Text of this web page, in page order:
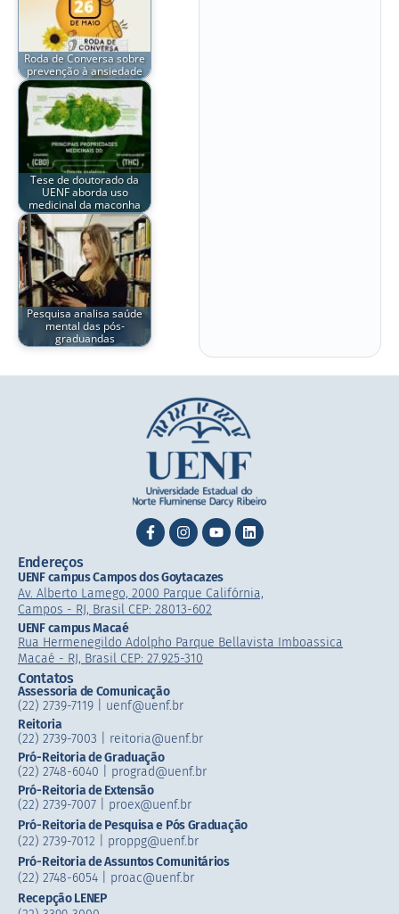
Roda de Conversa sobre
prevenção à ansiedade
Tese de doutorado da
UENF aborda uso
medicinal da maconha
Pesquisa analisa saúde
mental das pós-
graduandas
Endereços
UENF campus Campos dos Goytacazes
Av. Alberto Lamego, 2000 Parque Califórnia,
Campos - RJ, Brasil CEP: 28013-602
UENF campus Macaé
Rua Hermenegildo Adolpho Parque Bellavista Imboassica
Macaé - RJ, Brasil CEP: 27.925-310
Contatos
Assessoria de Comunicação
(22) 2739-7119 | uenf@uenf.br
Reitoria
(22) 2739-7003 |​ reitoria@uenf.br
Pró-Reitoria de Graduação
(22) 2748-6040 | prograd@uenf.br
Pró-Reitoria de Extensão
(22) 2739-7007​ | proex@uenf.br
Pró-Reitoria de Pesquisa e Pós Graduação
(22) 2739-7012 | proppg@uenf.br
Pró-Reitoria de Assuntos Comunitários
(22) 2748-6054​ | proac@uenf.br
Recepção LENEP